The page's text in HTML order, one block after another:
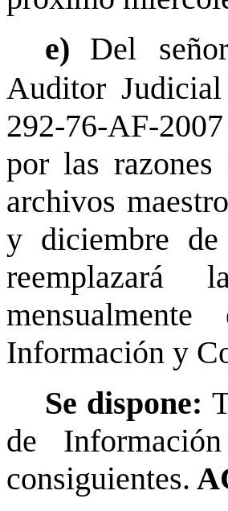
e)
Del
Auditor
292-76-AF-
por las
archivos
y diciembre
reemplazará
Información y
Se dispone:
de
consiguientes.